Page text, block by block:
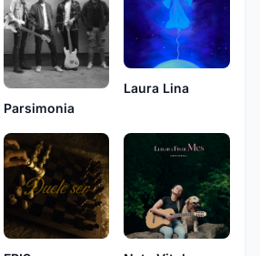
Parsimonia
Laura Lina